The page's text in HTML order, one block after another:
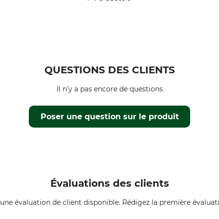
QUESTIONS DES CLIENTS
Poser une question sur le produit
Il n'y a pas encore de questions
Évaluations des clients
évaluation de client disponible. Rédigez la première